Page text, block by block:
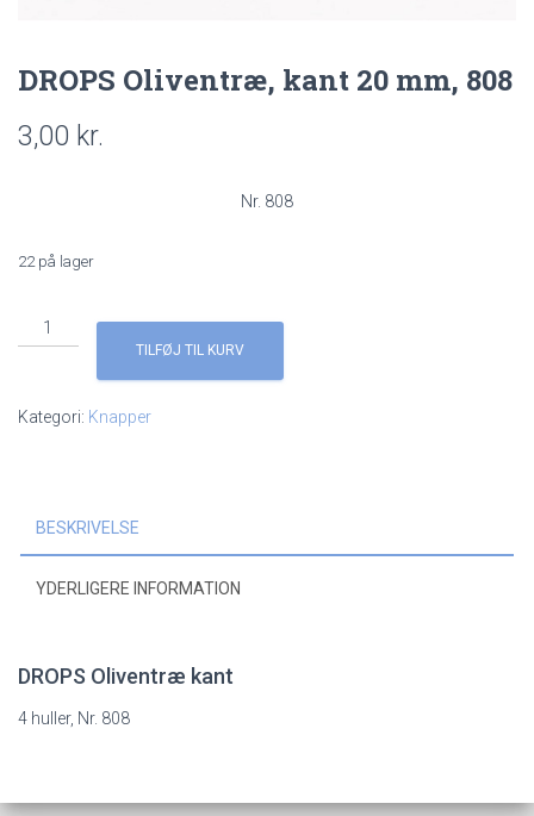
DROPS Oliventræ, kant 20 mm, 808
3,00 kr.
Nr. 808
22 på lager
DROPS
Oliventræ,
mm,
TILFØJ TIL KURV
Kategori: Knapper
BESKRIVELSE
YDERLIGERE INFORMATION
DROPS Oliventræ kant
4 huller, Nr. 808